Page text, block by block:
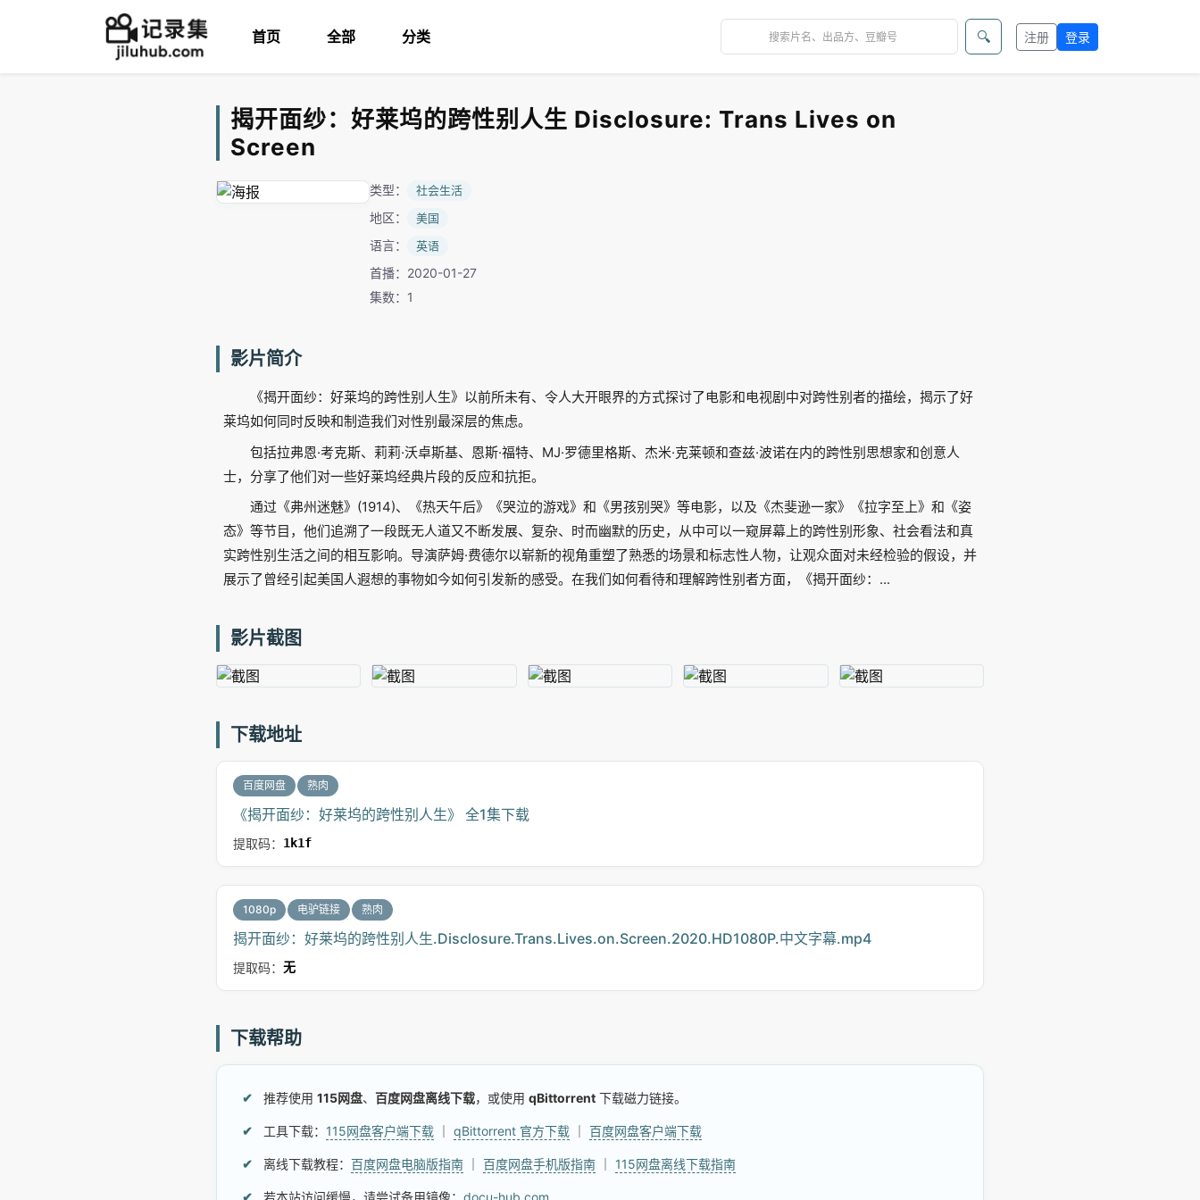
首页 全部 分类 🔍 注册 登录
揭开面纱：好莱坞的跨性别人生 Disclosure: Trans Lives on
Screen
类型： 社会生活
地区： 美国
语言： 英语
首播：2020-01-27
集数：1
影片简介
《揭开面纱：好莱坞的跨性别人生》以前所未有、令人大开眼界的方式探讨了电影和电视剧中对跨性别者的描绘，揭示了好
莱坞如何同时反映和制造我们对性别最深层的焦虑。
包括拉弗恩·考克斯、莉莉·沃卓斯基、恩斯·福特、MJ·罗德里格斯、杰米·克莱顿和查兹·波诺在内的跨性别思想家和创意人
士，分享了他们对一些好莱坞经典片段的反应和抗拒。
通过《弗州迷魅》(1914)、《热天午后》《哭泣的游戏》和《男孩别哭》等电影，以及《杰斐逊一家》《拉字至上》和《姿
态》等节目，他们追溯了一段既无人道又不断发展、复杂、时而幽默的历史，从中可以一窥屏幕上的跨性别形象、社会看法和真
实跨性别生活之间的相互影响。导演萨姆·费德尔以崭新的视角重塑了熟悉的场景和标志性人物，让观众面对未经检验的假设，并
展示了曾经引起美国人遐想的事物如今如何引发新的感受。在我们如何看待和理解跨性别者方面，《揭开面纱：...
影片截图
下载地址
百度网盘 熟肉
《揭开面纱：好莱坞的跨性别人生》 全1集下载
提取码： 1k1f
1080p 电驴链接 熟肉
揭开面纱：好莱坞的跨性别人生.Disclosure.Trans.Lives.on.Screen.2020.HD1080P.中文字幕.mp4
提取码： 无
下载帮助
推荐使用 115网盘、 百度网盘离线下载，或使用 qBittorrent 下载磁力链接。
工具下载： 115网盘客户端下载 qBittorrent 官方下载 百度网盘客户端下载
离线下载教程： 百度网盘电脑版指南 百度网盘手机版指南 115网盘离线下载指南
若本站访问缓慢，请尝试备用镜像： docu-hub.com